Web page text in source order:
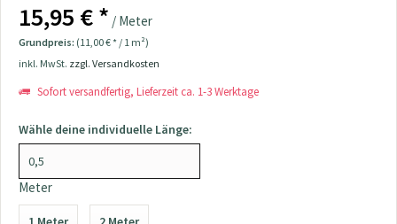
15,95 € * / Meter
Grundpreis: (11,00 € * / 1 m²)
inkl. MwSt. zzgl. Versandkosten
Sofort versandfertig, Lieferzeit ca. 1-3 Werktage
Wähle deine individuelle Länge:
Meter